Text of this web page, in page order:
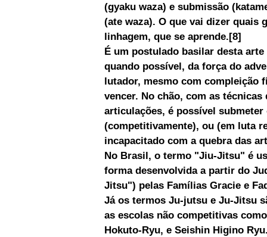
(gyaku waza) e submissão
(ate waza). O que vai dizer quais
linhagem, que se aprende.[8]
É um postulado basilar desta
quando possível, da força do
lutador, mesmo com compleição
vencer. No chão, com as
articulações, é possível
(competitivamente), ou (em luta
incapacitado com a quebra das
No Brasil, o termo "Jiu-Jitsu" é
forma desenvolvida a partir do
Jitsu") pelas Famílias Gracie e
Já os termos Ju-jutsu e Ju-Jitsu
as escolas não competitivas
Hokuto-Ryu, e Seishin Higino